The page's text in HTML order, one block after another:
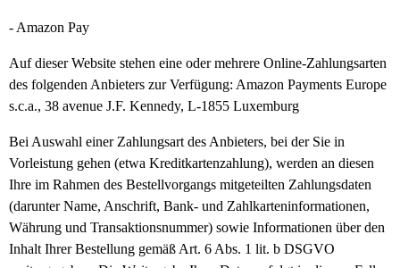
- Amazon Pay
Auf dieser Website stehen eine oder mehrere Online-Zahlungsarten
des folgenden Anbieters zur Verfügung: Amazon Payments Europe
s.c.a., 38 avenue J.F. Kennedy, L-1855 Luxemburg
Bei Auswahl einer Zahlungsart des Anbieters, bei der Sie in
Vorleistung gehen (etwa Kreditkartenzahlung), werden an diesen
Ihre im Rahmen des Bestellvorgangs mitgeteilten Zahlungsdaten
(darunter Name, Anschrift, Bank- und Zahlkarteninformationen,
Währung und Transaktionsnummer) sowie Informationen über den
Inhalt Ihrer Bestellung gemäß Art. 6 Abs. 1 lit. b DSGVO